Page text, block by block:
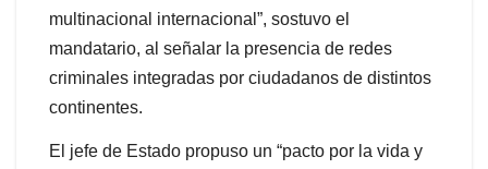
multinacional internacional”, sostuvo el
mandatario, al señalar la presencia de redes
criminales integradas por ciudadanos de distintos
continentes.
El jefe de Estado propuso un “pacto por la vida y